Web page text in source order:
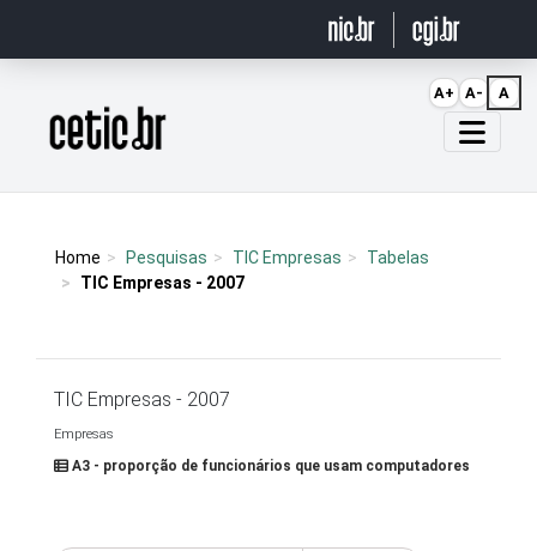
Página inicial
Home Pesquisas TIC Empresas
Tabelas
TIC Empresas - 2007
TIC Empresas - 2007
Empresas
A3 - proporção de funcionários que usam computadores
A+ A- A